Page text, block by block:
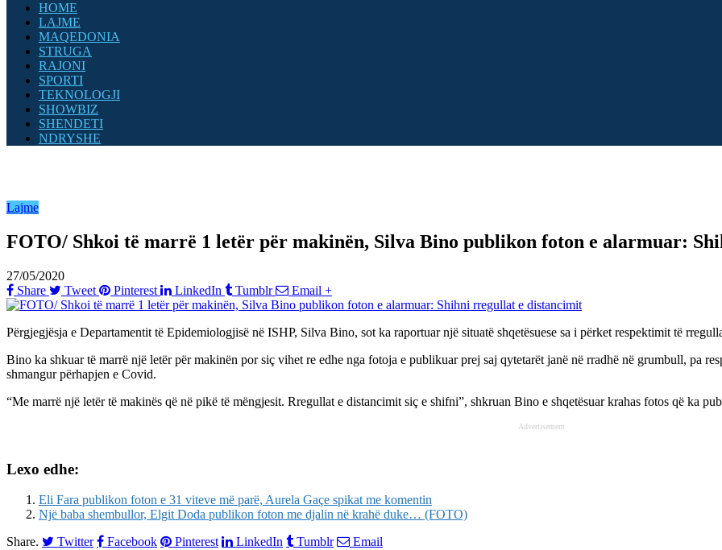
HOME
LAJME
MAQEDONIA
STRUGA
RAJONI
SPORTI
TEKNOLOGJI
SHOWBIZ
SHENDETI
NDRYSHE
Lajme
FOTO/ Shkoi të marrë 1 letër për makinën, Silva Bino publikon foton e alarmuar:
27/05/2020
Share
Tweet Pinterest LinkedIn Tumblr Email +
Përgjegjësja e Departamentit të Epidemiologjisë në ISHP, Silva Bino, sot ka raportuar një situatë shqetësuese sa i përket respektimit të
Bino ka shkuar të marrë një letër për makinën por siç vihet re edhe nga fotoja e publikuar prej saj qytetarët janë në rradhë në grumbull, pa
shmangur përhapjen e Covid.
“Me marrë një letër të makinës që në pikë të mëngjesit. Rregullat e distancimit siç e shifni”, shkruan Bino e shqetësuar krahas fotos që ka
Advertisement
Lexo edhe:
Eli Fara publikon foton e 31 viteve më parë, Aurela Gaçe spikat me komentin
Një baba shembullor, Elgit Doda publikon foton me djalin në krahë duke… (FOTO)
Share.
Twitter Facebook Pinterest LinkedIn Tumblr Email